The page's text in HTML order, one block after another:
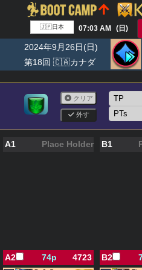
🇯🇵日本 07:03 AM (日)
2024年9月26日(日)
第18回 🇨🇦カナダ
クリア
外す
A1 Place Holder
A2 74p 4723
B1
B2